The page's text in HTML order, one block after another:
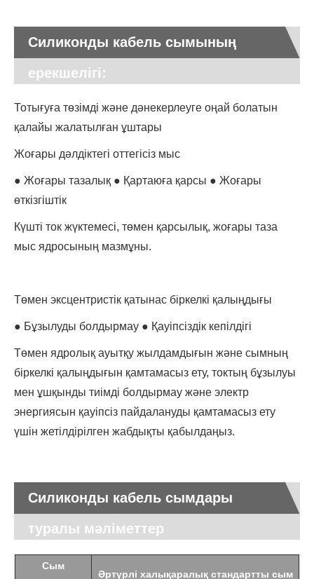
Силиконды кабель сымының
ерекшелігі:
Тотығуға төзімді және дәнекерлеуге оңай болатын
қалайы жалатылған ұштары
Жоғары дәлдіктегі оттегісіз мыс
● Жоғары тазалық ● Қартаюға қарсы ● Жоғары
өткізгіштік
Күшті ток жүктемесі, төмен қарсылық, жоғары таза
мыс ядросының мазмұны.
Төмен эксцентристік қатынас біркелкі қалыңдығы
● Бұзылуды болдырмау ● Қауіпсіздік кепілдігі
Төмен ядролық ауытқу жылдамдығын және сымның
біркелкі қалыңдығын қамтамасыз ету, токтың бұзылуы
мен ұшқынды тиімді болдырмау және электр
энергиясын қауіпсіз пайдалануды қамтамасыз ету
үшін жетілдірілген жабдықты қабылдаңыз.
Силиконды кабель сымдары
туралы мәліметтер
Сым
Әртүрлі халықаралық стандартты сым